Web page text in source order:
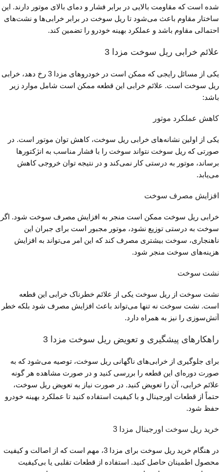
شده است که مقاومت بالایی در برابر فشار و دمای بالای موتور دارند. این
ساختار مقاوم باعث می‌شود تا ریل سوخت در برابر خرابی‌ها و نشت‌های
احتمالی مقاوم باشد و عملکرد بهینه خودرو را تضمین کند.
علائم خرابی ریل سوخت مزدا 3
یکی از مسائل رایجی که ممکن است در خودروهای مزدا 3 رخ دهد، خرابی
ریل سوخت است. علائم خرابی این قطعه ممکن است شامل موارد زیر
باشد:
کاهش عملکرد موتور
یکی از اولین نشانه‌های خرابی ریل سوخت، کاهش توان موتور است. در
صورتی که ریل سوخت نتواند سوخت را با فشار مناسب به انژکتورها
برساند، موتور به درستی کار نمی‌کند و در نتیجه توان خروجی کاهش
می‌یابد.
افزایش مصرف سوخت
خرابی ریل سوخت ممکن است منجر به افزایش مصرف سوخت شود. اگر
سوخت به درستی توزیع نشود، موتور مجبور است برای جبران این
ناهنجاری، سوخت بیشتری مصرف کند که این امر می‌تواند به افزایش
هزینه‌های سوخت منجر شود.
نشت سوخت
نشت سوخت از ریل سوخت یکی از علائم خطرناک خرابی این قطعه
است. نشت سوخت نه تنها می‌تواند باعث افزایش مصرف شود بلکه خطر
آتش‌سوزی را نیز به همراه دارد.
راهکارهای پیشگیری و تعویض ریل سوخت مزدا 3
برای جلوگیری از خرابی‌های ناگهانی ریل سوخت، توصیه می‌شود که به
صورت دوره‌ای این قطعه را بررسی کنید و در صورت مشاهده هر گونه
علائم خرابی، آن را تعویض کنید. در صورت نیاز به تعویض ریل سوخت،
حتماً از قطعات اورجینال و با کیفیت استفاده کنید تا عملکرد بهینه خودرو
حفظ شود.
خرید ریل سوخت اورجینال مزدا 3
در هنگام خرید ریل سوخت برای مزدا 3، مهم است که از اصالت و کیفیت
محصول اطمینان حاصل کنید. استفاده از قطعات تقلبی یا بی‌کیفیت